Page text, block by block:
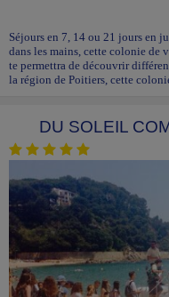
Séjours en 7, 14 ou 21 jours en
dans les mains, cette colonie de
te permettra de découvrir
la région de Poitiers, cette
DU SOLEIL